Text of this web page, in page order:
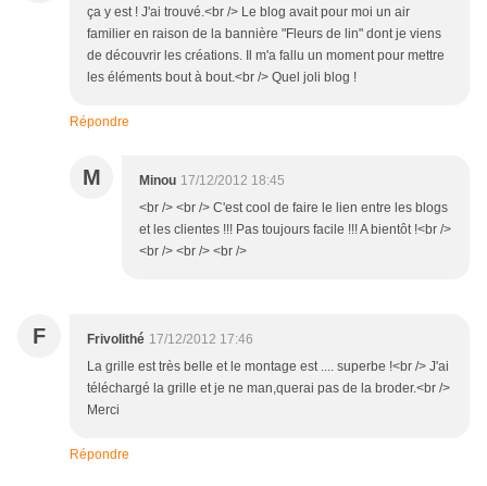
ça y est ! J'ai trouvé.<br /> Le blog avait pour moi un air
familier en raison de la bannière "Fleurs de lin" dont je viens
de découvrir les créations. Il m'a fallu un moment pour mettre
les éléments bout à bout.<br /> Quel joli blog !
Répondre
M Minou 17/12/2012 18:45
<br /> <br /> C'est cool de faire le lien entre les blogs
et les clientes !!! Pas toujours facile !!! A bientôt !<br />
<br /> <br /> <br />
F Frivolithé 17/12/2012 17:46
La grille est très belle et le montage est .... superbe !<br /> J'ai
téléchargé la grille et je ne man,querai pas de la broder.<br />
Merci
Répondre